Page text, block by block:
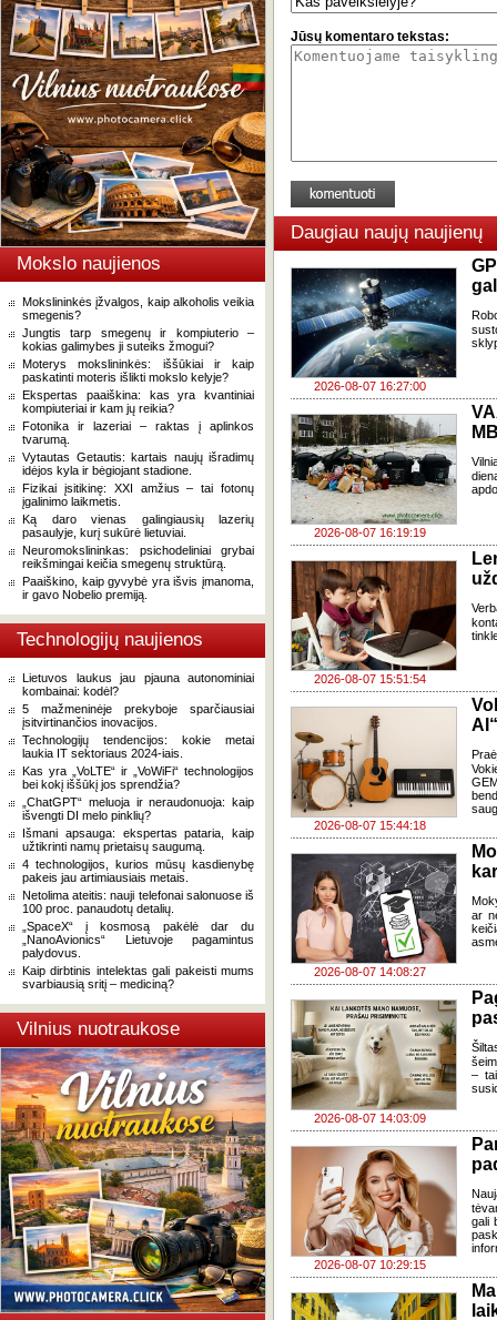
Mokslo naujienos
Mokslininkės įžvalgos, kaip alkoholis veikia
smegenis?
Jungtis tarp smegenų ir kompiuterio –
kokias galimybes ji suteiks žmogui?
Moterys mokslininkės: iššūkiai ir kaip
paskatinti moteris išlikti mokslo kelyje?
Ekspertas paaiškina: kas yra kvantiniai
kompiuteriai ir kam jų reikia?
Fotonika ir lazeriai – raktas į aplinkos
tvarumą.
Vytautas Getautis: kartais naujų išradimų
idėjos kyla ir bėgiojant stadione.
Fizikai įsitikinę: XXI amžius – tai fotonų
įgalinimo laikmetis.
Ką daro vienas galingiausių lazerių
pasaulyje, kurį sukūrė lietuviai.
Neuromokslininkas: psichodeliniai grybai
reikšmingai keičia smegenų struktūrą.
Paaiškino, kaip gyvybė yra išvis įmanoma,
ir gavo Nobelio premiją.
Technologijų naujienos
Lietuvos laukus jau pjauna autonominiai
kombainai: kodėl?
5 mažmeninėje prekyboje sparčiausiai
įsitvirtinančios inovacijos.
Technologijų tendencijos: kokie metai
laukia IT sektoriaus 2024-iais.
Kas yra „VoLTE“ ir „VoWiFi“ technologijos
bei kokį iššūkį jos sprendžia?
„ChatGPT“ meluoja ir neraudonuoja: kaip
išvengti DI melo pinklių?
Išmani apsauga: ekspertas pataria, kaip
užtikrinti namų prietaisų saugumą.
4 technologijos, kurios mūsų kasdienybę
pakeis jau artimiausiais metais.
Netolima ateitis: nauji telefonai salonuose iš
100 proc. panaudotų detalių.
„SpaceX“ į kosmosą pakėlė dar du
„NanoAvionics“ Lietuvoje pagamintus
palydovus.
Kaip dirbtinis intelektas gali pakeisti mums
svarbiausią sritį – mediciną?
Vilnius nuotraukose
Jūsų komentaro tekstas:
Daugiau naujų naujienų
2026-08-07 16:27:00
2026-08-07 16:19:19
2026-08-07 15:51:54
2026-08-07 15:44:18
2026-08-07 14:08:27
ar
2026-08-07 14:03:09
–
2026-08-07 10:29:15
gali